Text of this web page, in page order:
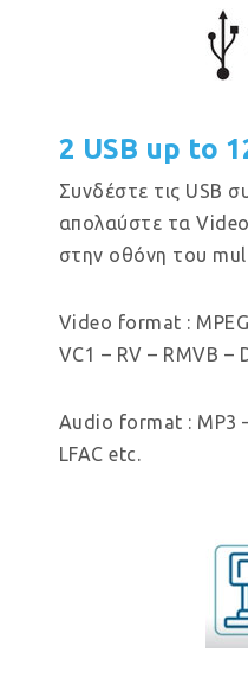
2 USB up to
Συνδέστε τις USB
απολαύστε τα
στην οθόνη του
Video format :
VC1 – RV – RMVB –
Audio format : MP3
LFAC etc.